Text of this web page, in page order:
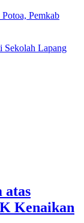
Pemkab
Sekolah Lapang
atas
Kenaikan